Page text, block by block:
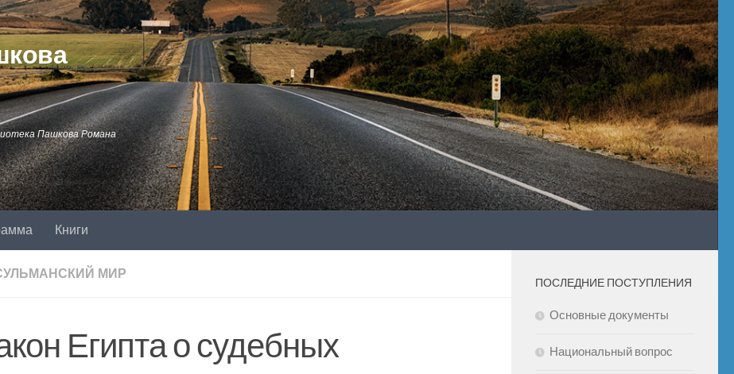
Пашкова Романа
Книги
МИР
Египта о судебных
ПОСЛЕДНИЕ ПОСТУПЛЕНИЯ
Основные документы
Национальный вопрос